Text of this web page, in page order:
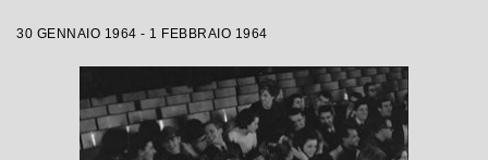
30 GENNAIO 1964 - 1 FEBBRAIO 1964